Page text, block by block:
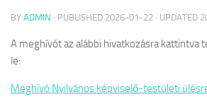
BY ADMIN · PUBLISHED 2026-01-22 · UPDATED
A meghívót az alábbi hivatkozásra
le:
Meghívó Nyilvános képviselő-testületi